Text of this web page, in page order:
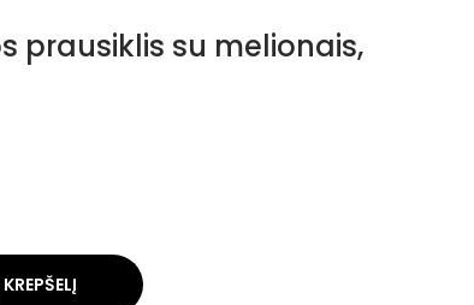
prausiklis su melionais,